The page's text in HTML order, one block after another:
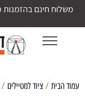
עמוד הבית / ציוד למטיילים /